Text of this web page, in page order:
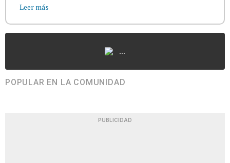
Leer más
...
POPULAR EN LA COMUNIDAD
PUBLICIDAD